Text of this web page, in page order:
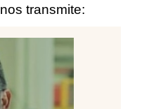
nos transmite: